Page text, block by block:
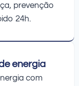
prevenção
24h.
energia
com